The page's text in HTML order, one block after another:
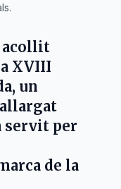
acollit
XVIII
un
servit per
de la